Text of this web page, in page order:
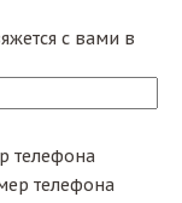
с вами в
телефона
телефона